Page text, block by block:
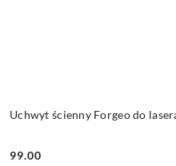
Uchwyt ścienny Forgeo do
99.00